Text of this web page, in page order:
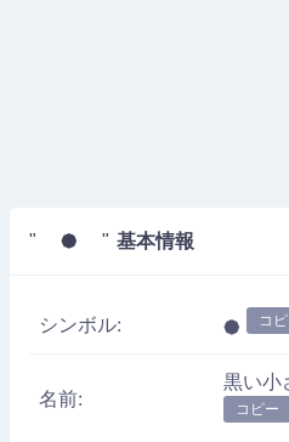
" ⯄ " 基本情報
シンボル: ⯄ コ
名前:
黒い小
コピー